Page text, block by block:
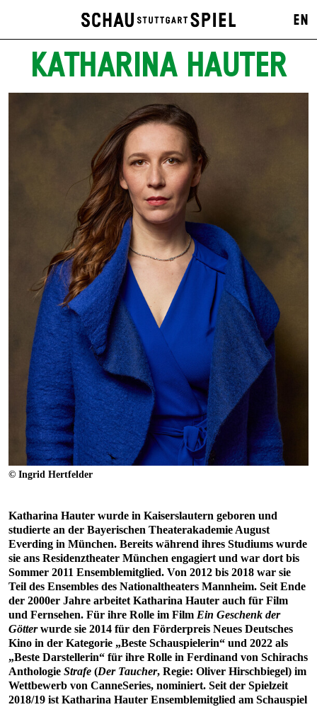
EN
KATHARINA HAUTER
© Ingrid Hertfelder
Katharina Hauter wurde in Kaiserslautern geboren und
studierte an der Bayerischen Theaterakademie August
Everding in München. Bereits während ihres Studiums wurde
sie ans Residenztheater München engagiert und war dort bis
Sommer 2011 Ensemblemitglied. Von 2012 bis 2018 war sie
Teil des Ensembles des Nationaltheaters Mannheim. Seit Ende
der 2000er Jahre arbeitet Katharina Hauter auch für Film
und Fernsehen. Für ihre Rolle im Film Ein Geschenk der
Götterwurde sie 2014 für den Förderpreis Neues Deutsches
Kino in der Kategorie „Beste Schauspielerin“ und 2022 als
„Beste Darstellerin“ für ihre Rolle in Ferdinand von Schirachs
Anthologie Strafe (Der Taucher, Regie: Oliver Hirschbiegel) im
Wettbewerb von CanneSeries, nominiert. Seit der Spielzeit
2018/19 ist Katharina Hauter Ensemblemitglied am Schauspiel